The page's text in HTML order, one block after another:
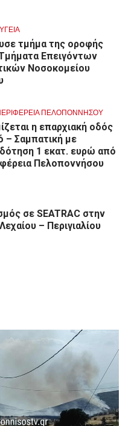
ΥΓΕΙΑ
τμήμα της οροφής
Επειγόντων
Νοσοκομείου
ΠΕΛΟΠΟΝΝΉΣΟΥ
η επαρχιακή οδός
– Σαμπατική με
1 εκατ. ευρώ από
Πελοποννήσου
σε SEATRAC στην
– Περιγιαλίου